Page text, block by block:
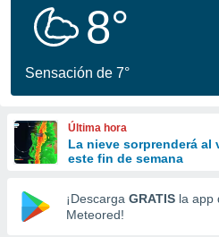
se
calidad.
a este
las
y
forma
digital
basada
8°
Sensación de 7°
Última hora
La nieve sorprenderá al
este fin de semana
¡Descarga GRATIS la app
Meteored!